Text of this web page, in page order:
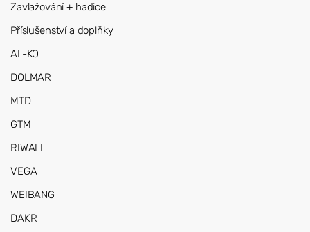
Zavlažování + hadice
Příslušenství a doplňky
AL-KO
DOLMAR
MTD
GTM
RIWALL
VEGA
WEIBANG
DAKR